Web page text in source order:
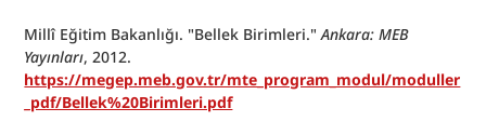
Millî Eğitim Bakanlığı. "Bellek Birimleri." Ankara: MEB
Yayınları, 2012.
https://megep.meb.gov.tr/mte_program_modul/moduller
_pdf/Bellek%20Birimleri.pdf